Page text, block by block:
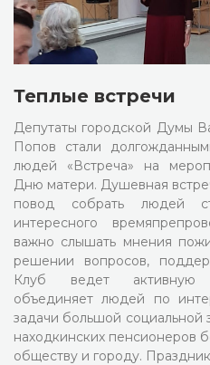
Теплые встречи
Депутаты городской Думы
Попов стали
людей «Встреча» на
Дню матери. Душевная
повод собрать людей
интересного
важно слышать мнения
решении вопросов,
Клуб ведет активную
объединяет людей по
задачи большой социальной
находкинских пенсионеров
обществу и городу.